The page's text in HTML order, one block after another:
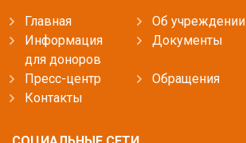
Главная
Об учреждении
Информация
для доноров
Документы
Пресс-центр
Обращения
Контакты